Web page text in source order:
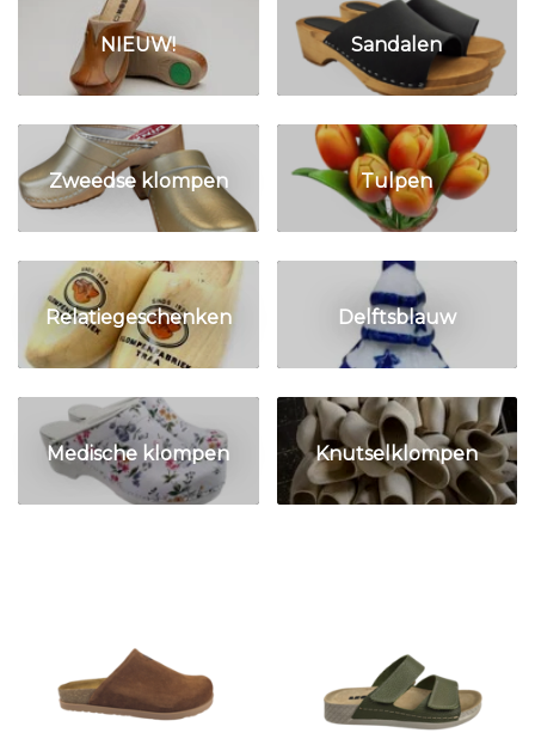
NIEUW! Sandalen
Zweedse klompen Tulpen
Relatiegeschenken Delftsblauw
Medische klompen Knutselklompen